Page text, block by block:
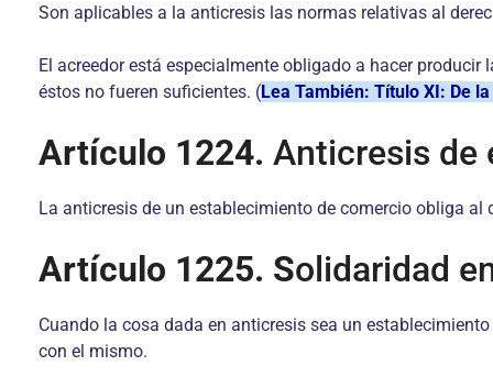
Son aplicables a la anticresis las normas relativas al
El acreedor está especialmente obligado a hacer
éstos no fueren suficientes. (Lea También: Título XI: De
Artículo 1224. Anticresis de
La anticresis de un establecimiento de comercio obliga al
Artículo 1225. Solidaridad
Cuando la cosa dada en anticresis sea un
con el mismo.